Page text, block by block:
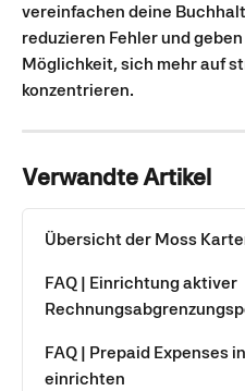
vereinfachen deine
reduzieren Fehler und
Möglichkeit, sich mehr auf
konzentrieren.
Verwandte Artikel
Übersicht der Moss
FAQ | Einrichtung aktiver
FAQ | Prepaid Expenses
einrichten